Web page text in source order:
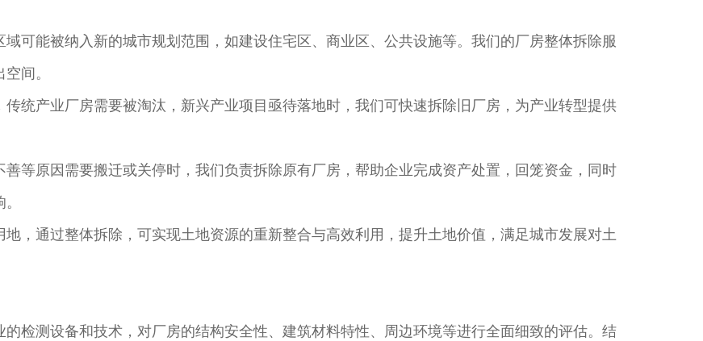
可能被纳入新的城市规划范围，如建设住宅区、商业区、公共设施等。我们的厂房整体拆除服
间。​
统产业厂房需要被淘汰，新兴产业项目亟待落地时，我们可快速拆除旧厂房，为产业转型提供
等原因需要搬迁或关停时，我们负责拆除原有厂房，帮助企业完成资产处置，回笼资金，同时
，通过整体拆除，可实现土地资源的重新整合与高效利用，提升土地价值，满足城市发展对土
检测设备和技术，对厂房的结构安全性、建筑材料特性、周边环境等进行全面细致的评估。结